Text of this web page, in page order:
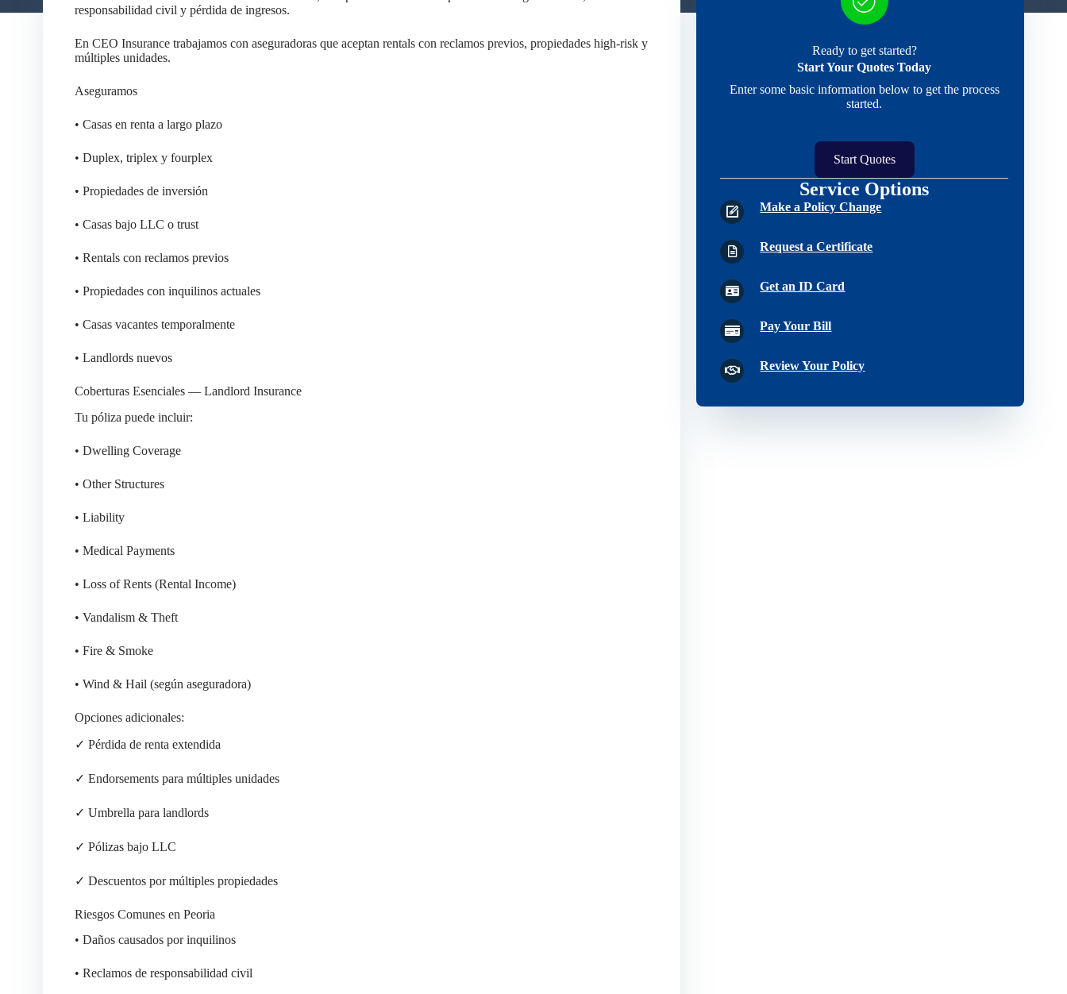
responsabilidad civil y pérdida de ingresos.
En CEO Insurance trabajamos con aseguradoras que aceptan rentals con reclamos previos, propiedades high-risk y
múltiples unidades.
Aseguramos
• Casas en renta a largo plazo
• Duplex, triplex y fourplex
• Propiedades de inversión
• Casas bajo LLC o trust
• Rentals con reclamos previos
• Propiedades con inquilinos actuales
• Casas vacantes temporalmente
• Landlords nuevos
Coberturas Esenciales — Landlord Insurance
Tu póliza puede incluir:
• Dwelling Coverage
• Other Structures
• Liability
• Medical Payments
• Loss of Rents (Rental Income)
• Vandalism & Theft
• Fire & Smoke
• Wind & Hail (según aseguradora)
Opciones adicionales:
✓ Pérdida de renta extendida
✓ Endorsements para múltiples unidades
✓ Umbrella para landlords
✓ Pólizas bajo LLC
✓ Descuentos por múltiples propiedades
Riesgos Comunes en Peoria
• Daños causados por inquilinos
• Reclamos de responsabilidad civil
Ready to get started?
Start Your Quotes Today
Enter some basic information below to get the process
started.
Start Quotes
Service Options
Make a Policy Change
Request a Certificate
Get an ID Card
Pay Your Bill
Review Your Policy